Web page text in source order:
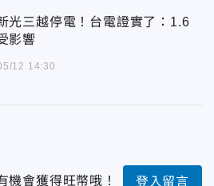
光三越停電！台電證實了：1.6
影響
12 14:30
機會獲得旺幣哦！ 登入留言